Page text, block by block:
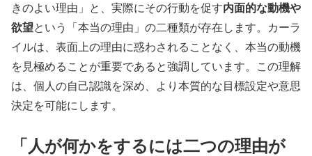
きのよい理由」と、実際にその行動を促す内面的な動機や
欲望という「本当の理由」の二種類が存在します。カーラ
イルは、表面上の理由に惑わされることなく、本当の動機
を見極めることが重要であると強調しています。この理解
は、個人の自己認識を深め、より本質的な目標設定や意思
決定を可能にします。
「人が何かをするには二つの理由が